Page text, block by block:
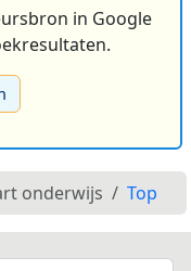
in Google
onderwijs Top